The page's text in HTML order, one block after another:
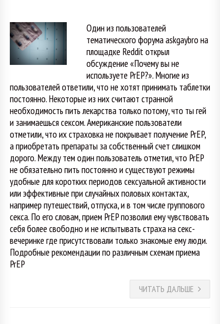
Один из пользователей
тематического форума askgaybro на
площадке Reddit открыл
обсуждение «Почему вы не
используете PrEP?». Многие из
пользователей ответили, что не хотят принимать таблетки
постоянно. Некоторые из них считают странной
необходимость пить лекарства только потому, что ты гей
и занимаешься сексом. Американские пользователи
отметили, что их страховка не покрывает получение PrEP,
а приобретать препараты за собственный счет слишком
дорого. Между тем один пользователь отметил, что PrEP
не обязательно пить постоянно и существуют режимы
удобные для коротких периодов сексуальной активности
или эффективные при случайных половых контактах,
например путешествий, отпуска, и в том числе группового
секса. По его словам, прием PrEP позволил ему чувствовать
себя более свободно и не испытывать страха на секс-
вечеринке где присутствовали только знакомые ему люди.
Подробные рекомендации по различным схемам приема
PrEP
ЧИТАТЬ ДАЛЬШЕ